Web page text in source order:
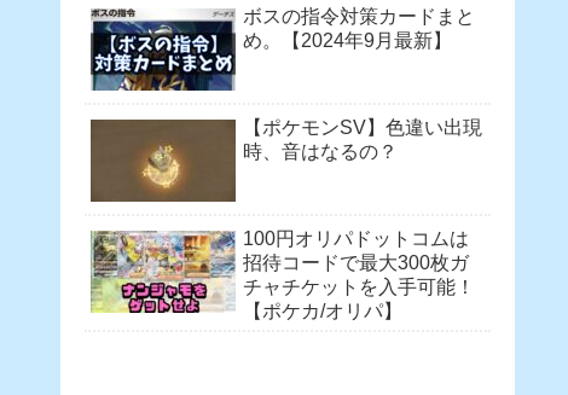
ボスの指令対策カードまと
め。【2024年9月最新】
【ポケモンSV】色違い出現
時、音はなるの？
100円オリパドットコムは
招待コードで最大300枚ガ
チャチケットを入手可能！
【ポケカ/オリパ】